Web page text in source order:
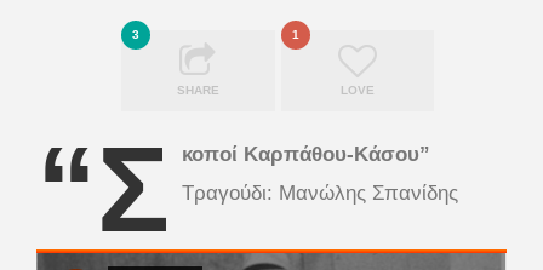
3
SHARE
1
LOVE
“Σ
κοποί Καρπάθου-Κάσου”
Τραγούδι: Μανώλης Σπανίδης